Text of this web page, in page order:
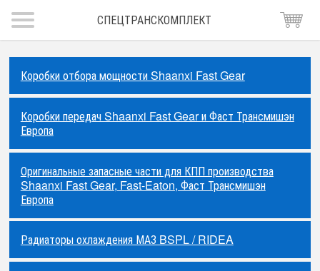
СПЕЦТРАНСКОМПЛЕКТ
Коробки отбора мощности Shaanxi Fast Gear
Коробки передач Shaanxi Fast Gear и Фаст Трансмишэн
Европа
Оригинальные запасные части для КПП производства
Shaanxi Fast Gear, Fast-Eaton, Фаст Трансмишэн
Европа
Радиаторы охлаждения МАЗ BSPL / RIDEA